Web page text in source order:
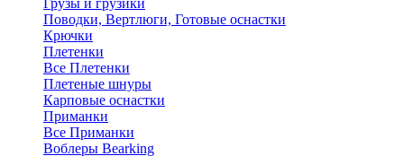
Грузы и грузики
Поводки, Вертлюги, Готовые оснастки
Крючки
Плетенки
Все Плетенки
Плетеные шнуры
Карповые оснастки
Приманки
Все Приманки
Воблеры Bearking